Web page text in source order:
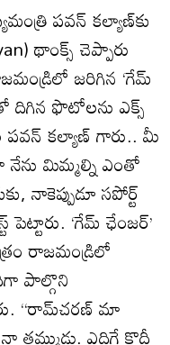
పవన్‌ కల్యాణ్‌కు
థాంక్స్‌ చెప్పారు
జరిగిన ‘గేమ్‌
దిగిన ఫొటోలను ఎక్స్‌
పవన్‌ కల్యాణ్‌ గారు.. మీ
నేను మిమ్మల్ని ఎంతో
నాకెప్పుడూ సపోర్ట్‌
పెట్టారు. ‘గేమ్‌ ఛేంజర్‌’
రాజమండ్రిలో
పాల్గొని
‘‘రామ్‌చరణ్‌ మా
తమ్ముడు. ఎదిగే కొద్దీ